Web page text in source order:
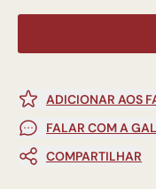
ADICIONAR AOS
FALAR COM A
COMPARTILHAR